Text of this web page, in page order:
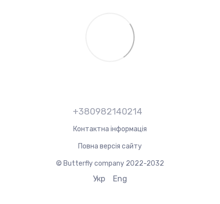
+380982140214
Контактна інформація
Повна версія сайту
© Butterfly company 2022-2032
Укр Eng